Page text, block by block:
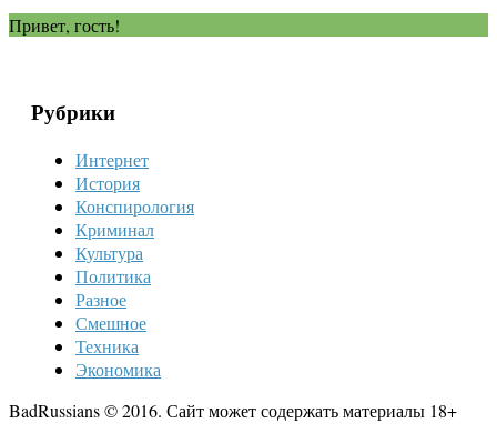
Привет, гость!
Рубрики
Интернет
История
Конспирология
Криминал
Культура
Политика
Разное
Смешное
Техника
Экономика
BadRussians © 2016. Сайт может содержать материалы 18+